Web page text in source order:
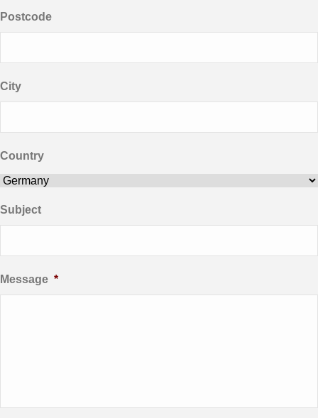
Postcode
City
Country
Subject
Message *